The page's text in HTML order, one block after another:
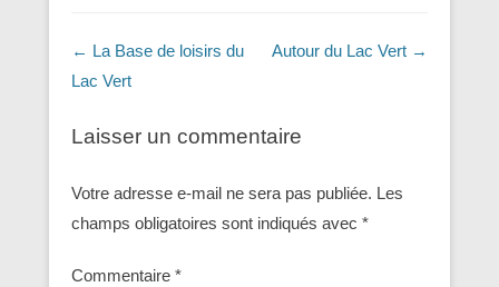
Navigation dans les articles
← La Base de loisirs du
Lac Vert
Autour du Lac Vert →
Laisser un commentaire
Votre adresse e-mail ne sera pas publiée. Les
champs obligatoires sont indiqués avec *
Commentaire *